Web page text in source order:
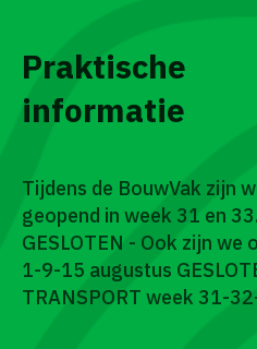
Praktische
informatie
Tijdens de BouwVak zijn
geopend in week 31 en
GESLOTEN - Ook zijn we
1-9-15 augustus
TRANSPORT week 31-